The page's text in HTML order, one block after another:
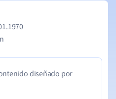
diseñado por